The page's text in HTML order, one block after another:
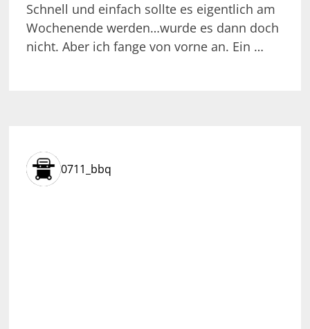
Schnell und einfach sollte es eigentlich am
Wochenende werden…wurde es dann doch
nicht. Aber ich fange von vorne an. Ein …
0711_bbq